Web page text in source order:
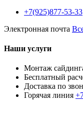
+7(925)877-53-33
Электронная почта
Наши услуги
Монтаж
Бесплатный
Доставка по
Горячая линия